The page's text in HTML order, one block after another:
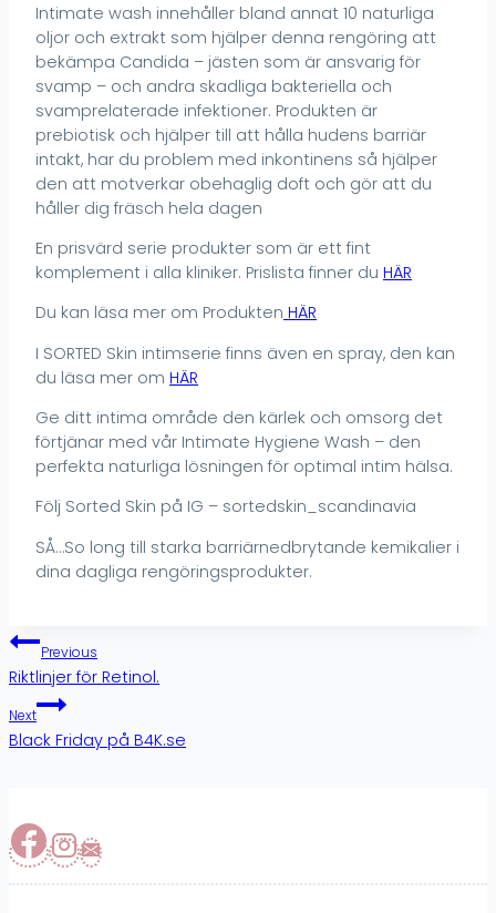
Intimate wash innehåller bland annat 10 naturliga
oljor och extrakt som hjälper denna rengöring att
bekämpa Candida – jästen som är ansvarig för
svamp – och andra skadliga bakteriella och
svamprelaterade infektioner. Produkten är
prebiotisk och hjälper till att hålla hudens barriär
intakt, har du problem med inkontinens så hjälper
den att motverkar obehaglig doft och gör att du
håller dig fräsch hela dagen
En prisvärd serie produkter som är ett fint
komplement i alla kliniker. Prislista finner du HÄR
Du kan läsa mer om Produkten HÄR
I SORTED Skin intimserie finns även en spray, den kan
du läsa mer om HÄR
Ge ditt intima område den kärlek och omsorg det
förtjänar med vår Intimate Hygiene Wash – den
perfekta naturliga lösningen för optimal intim hälsa.
Följ Sorted Skin på IG – sortedskin_scandinavia
SÅ…So long till starka barriärnedbrytande kemikalier i
dina dagliga rengöringsprodukter.
Inläggsnavigering
Previous
Riktlinjer för Retinol.
Next
Black Friday på B4K.se